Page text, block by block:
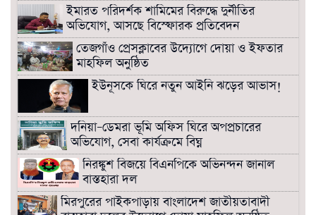
ইমারত পরিদর্শক শামিমের বিরুদ্ধে দুর্নীতির
অভিযোগ, আসছে বিস্ফোরক প্রতিবেদন
তেজগাঁও প্রেসক্লাবের উদ্যোগে দোয়া ও ইফতার
মাহফিল অনুষ্ঠিত
ইউনূসকে ঘিরে নতুন আইনি ঝড়ের আভাস!
দনিয়া–ডেমরা ভূমি অফিস ঘিরে অপপ্রচারের
অভিযোগ, সেবা কার্যক্রমে বিঘ্ন
নিরঙ্কুশ বিজয়ে বিএনপিকে অভিনন্দন জানাল
বাস্তহারা দল
মিরপুরের পাইকপাড়ায় বাংলাদেশ জাতীয়তাবাদী